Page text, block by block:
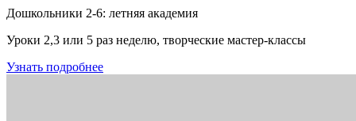
Дошкольники 2-6: летняя академия
Уроки 2,3 или 5 раз неделю, творческие мастер-классы
Узнать подробнее